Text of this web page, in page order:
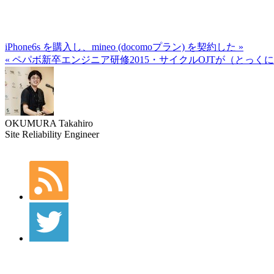
iPhone6s を購入し、mineo (docomoプラン) を契約した »
« ペパボ新卒エンジニア研修2015・サイクルOJTが（とっく
OKUMURA Takahiro
Site Reliability Engineer